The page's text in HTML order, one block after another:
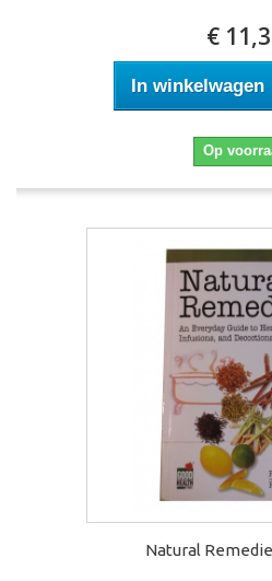
€
In winkelwagen
Op
Natural